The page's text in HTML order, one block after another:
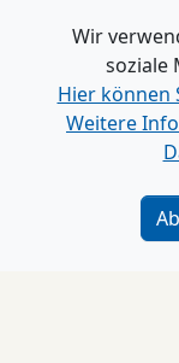
Wir
soziale
Hier können
Weitere